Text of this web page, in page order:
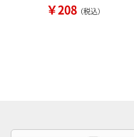
￥208 （税込）